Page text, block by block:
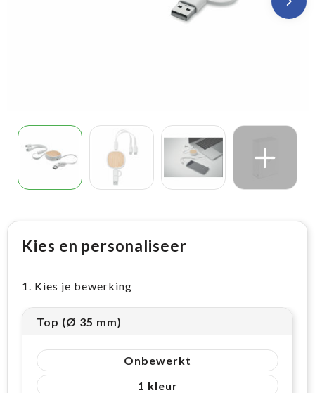
Kies en personaliseer
1. Kies je bewerking
Top (Ø 35 mm)
Onbewerkt
1